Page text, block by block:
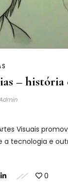
–
Visuais
a tecnologia e
0